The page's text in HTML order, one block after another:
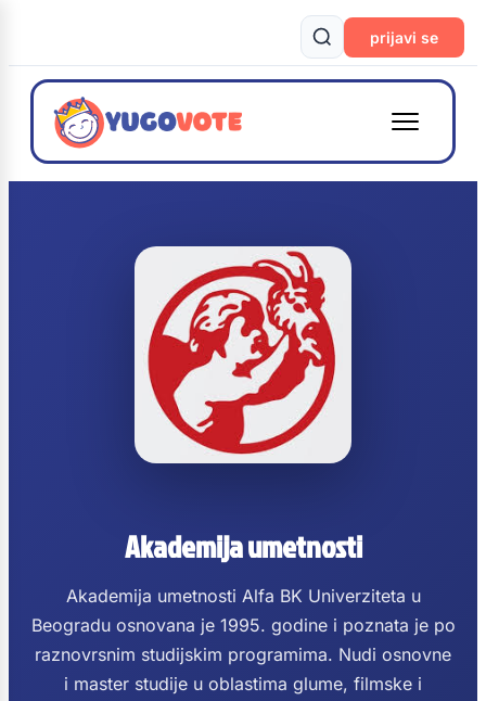
prijavi se
Akademija umetnosti
Akademija umetnosti Alfa BK Univerziteta u
Beogradu osnovana je 1995. godine i poznata je po
raznovrsnim studijskim programima. Nudi osnovne
i master studije u oblastima glume, filmske i